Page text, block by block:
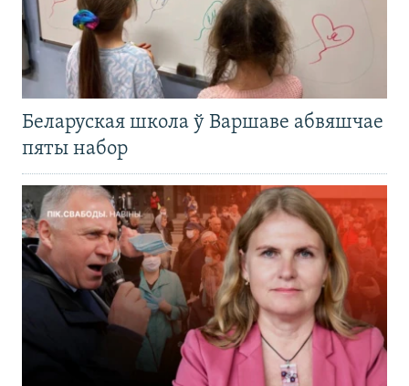
Беларуская школа ў Варшаве абвяшчае
пяты набор